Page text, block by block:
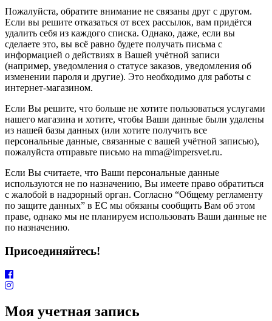
Пожалуйста, обратите внимание не связаны друг с другом.
Если вы решите отказаться от всех рассылок, вам придётся
удалить себя из каждого списка. Однако, даже, если вы
сделаете это, вы всё равно будете получать письма с
информацией о действиях в Вашей учётной записи
(например, уведомления о статусе заказов, уведомления об
изменении пароля и другие). Это необходимо для работы с
интернет-магазином.
Если Вы решите, что больше не хотите пользоваться услугами
нашего магазина и хотите, чтобы Ваши данные были удалены
из нашей базы данных (или хотите получить все
персональные данные, связанные с вашей учётной записью),
пожалуйста отправьте письмо на mma@impersvet.ru.
Если Вы считаете, что Ваши персональные данные
используются не по назначению, Вы имеете право обратиться
с жалобой в надзорный орган. Согласно “Общему регламенту
по защите данных” в ЕС мы обязаны сообщить Вам об этом
праве, однако мы не планируем использовать Ваши данные не
по назначению.
Присоединяйтесь!
Моя учетная запись